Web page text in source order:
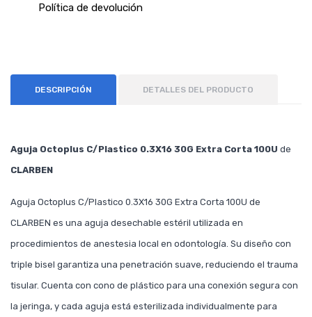
Política de devolución
DESCRIPCIÓN DETALLES DEL PRODUCTO
Aguja Octoplus C/Plastico 0.3X16 30G Extra Corta 100U de
CLARBEN
Aguja Octoplus C/Plastico 0.3X16 30G Extra Corta 100U de
CLARBEN es una aguja desechable estéril utilizada en
procedimientos de anestesia local en odontología. Su diseño con
triple bisel garantiza una penetración suave, reduciendo el trauma
tisular. Cuenta con cono de plástico para una conexión segura con
la jeringa, y cada aguja está esterilizada individualmente para